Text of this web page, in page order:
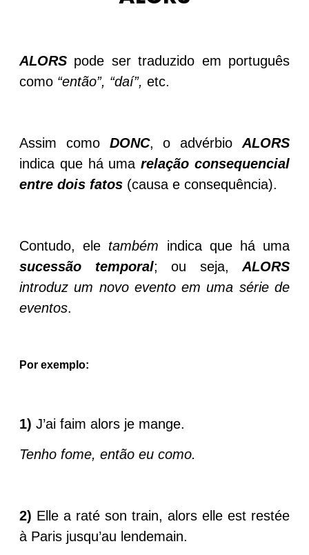
ALORS pode ser traduzido em português
como “então”, “daí”, etc.
Assim como DONC, o advérbioALORS
indica que há umarelação consequencial
entre dois fatos (causa e consequência).
Contudo, ele também indica que há uma
sucessão temporal; ou seja, ALORS
introduz um novo evento em uma série de
eventos.
Por exemplo:
1) J’ai faim alors je mange.
Tenho fome, então eu como.
2) Elle a raté son train, alors elle est restée
à Paris jusqu’au lendemain.